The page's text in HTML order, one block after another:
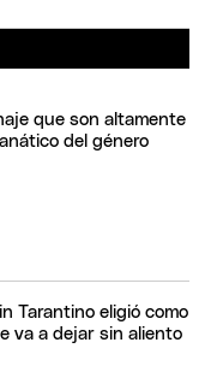
que son altamente
del género
Tarantino eligió como
va a dejar sin aliento